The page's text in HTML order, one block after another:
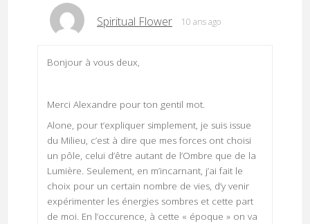
Spiritual Flower 10 ans ago
Bonjour à vous deux,
Merci Alexandre pour ton gentil mot.
Alone, pour t’expliquer simplement, je suis issue
du Milieu, c’est à dire que mes forces ont choisi
un pôle, celui d’être autant de l’Ombre que de la
Lumière. Seulement, en m’incarnant, j’ai fait le
choix pour un certain nombre de vies, d’y venir
expérimenter les énergies sombres et cette part
de moi. En l’occurence, à cette « époque » on va